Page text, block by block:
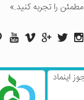
مطمئن را تجربه کنید.»